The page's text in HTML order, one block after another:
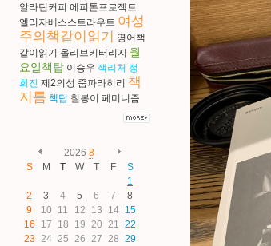
알라딘커피 에피톤프로젝트
엘리자베스스트라우트 여성
주의책같이읽기 영어책
같이읽기 올리브키터리지 월
요일책탑 이승우 잭리처 정
희진 제2의성 줌파라히리 책
지름 책탑 칠봉이 페미니즘
2026 8
S
M T W T F
S
1
2
3 4 5 6 7
8
9
10 11 12 13 14
15
16
17 18 19 20 21 22
23 24 25 26 27 28 29